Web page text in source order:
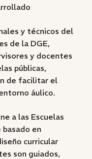
y técnicos del
de la DGE,
y docentes
públicas,
de facilitar el
áulico.
a las Escuelas
en
curricular
son guiados,